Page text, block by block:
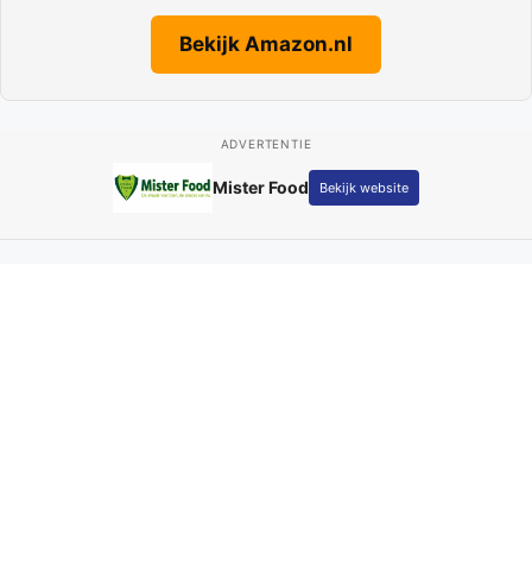
Bekijk Amazon.nl
ADVERTENTIE
Fotografie Kay Schepers Bekijk website